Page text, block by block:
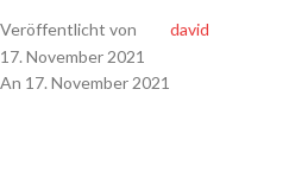
Veröffentlicht von
david
17. November 2021
An 17. November 2021